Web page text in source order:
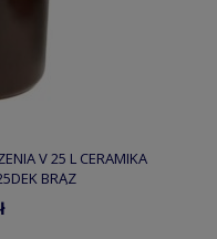
V 25 L CERAMIKA
BRĄZ